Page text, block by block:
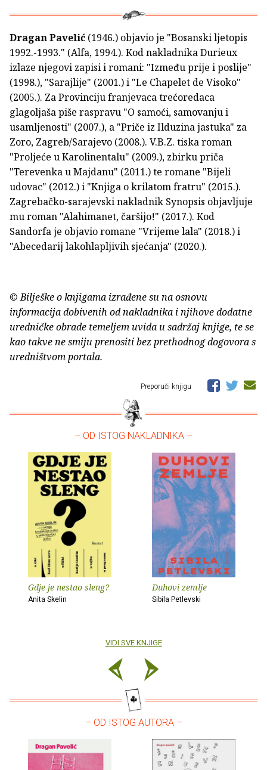
Dragan Pavelić (1946.) objavio je "Bosanski ljetopis
1992.-1993." (Alfa, 1994.). Kod nakladnika Durieux
izlaze njegovi zapisi i romani: "Između prije i poslije"
(1998.), "Sarajlije" (2001.) i "Le Chapelet de Visoko"
(2005.). Za Provinciju franjevaca trećoredaca
glagoljaša piše raspravu "O samoći, samovanju i
usamljenosti" (2007.), a "Priče iz Ilduzina jastuka" za
Zoro, Zagreb/Sarajevo (2008.). V.B.Z. tiska roman
"Proljeće u Karolinentalu" (2009.), zbirku priča
"Terevenka u Majdanu" (2011.) te romane "Bijeli
udovac" (2012.) i "Knjiga o krilatom fratru" (2015.).
Zagrebačko-sarajevski nakladnik Synopsis objavljuje
mu roman "Alahimanet, čaršijo!" (2017.). Kod
Sandorfa je objavio romane "Vrijeme lala" (2018.) i
"Abecedarij lakohlapljivih sjećanja" (2020.).
© Bilješke o knjigama izrađene su na osnovu
informacija dobivenih od nakladnika i njihove dodatne
uredničke obrade temeljem uvida u sadržaj knjige, te se
kao takve ne smiju prenositi bez prethodnog dogovora s
uredništvom portala.
Preporuči knjigu
– OD ISTOG NAKLADNIKA –
Gdje je nestao sleng?
Anita Skelin
Duhovi zemlje
Sibila Petlevski
VIDI SVE KNJIGE
– OD ISTOG AUTORA –